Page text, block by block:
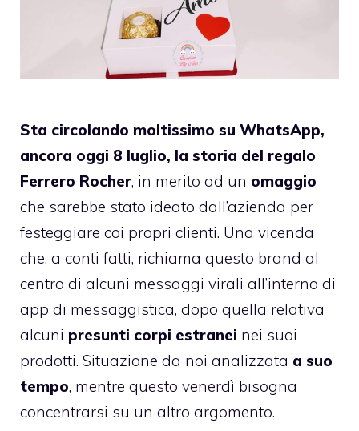
Sta circolando moltissimo su WhatsApp,
ancora oggi 8 luglio, la storia del regalo
Ferrero Rocher, in merito ad un omaggio
che sarebbe stato ideato dall’azienda per
festeggiare coi propri clienti. Una vicenda
che, a conti fatti, richiama questo brand al
centro di alcuni messaggi virali all’interno di
app di messaggistica, dopo quella relativa
alcuni presunti corpi estranei nei suoi
prodotti. Situazione da noi analizzata a suo
tempo, mentre questo venerdì bisogna
concentrarsi su un altro argomento.